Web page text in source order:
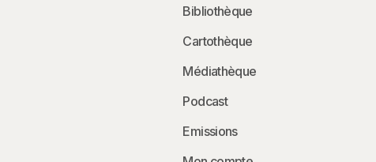
Bibliothèque
Cartothèque
Médiathèque
Podcast
Emissions